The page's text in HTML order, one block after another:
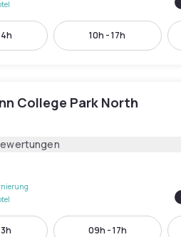
10h - 17h
College Park North
09h - 17h